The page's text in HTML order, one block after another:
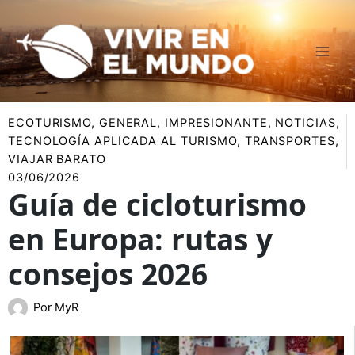
al
contenido
ECOTURISMO, GENERAL, IMPRESIONANTE, NOTICIAS,
TECNOLOGÍA APLICADA AL TURISMO, TRANSPORTES,
VIAJAR BARATO
03/06/2026
Guía de cicloturismo
en Europa: rutas y
consejos 2026
Por MyR